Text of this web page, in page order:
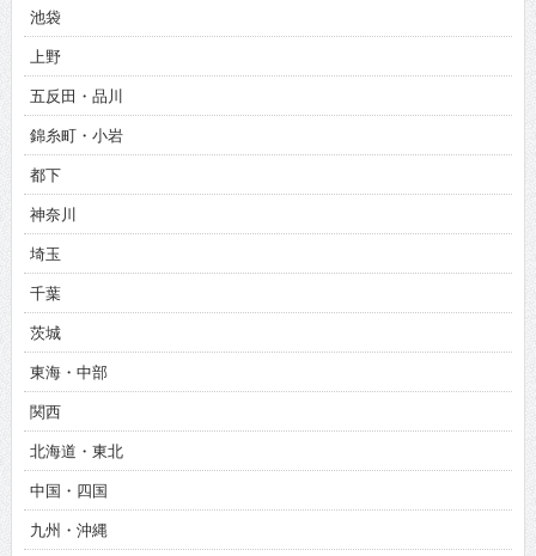
池袋
上野
五反田・品川
錦糸町・小岩
都下
神奈川
埼玉
千葉
茨城
東海・中部
関西
北海道・東北
中国・四国
九州・沖縄